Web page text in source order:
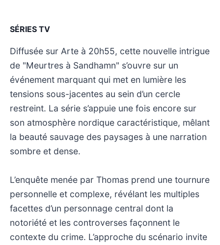
SÉRIES TV
Diffusée sur Arte à 20h55, cette nouvelle intrigue
de "Meurtres à Sandhamn" s’ouvre sur un
événement marquant qui met en lumière les
tensions sous-jacentes au sein d’un cercle
restreint. La série s’appuie une fois encore sur
son atmosphère nordique caractéristique, mêlant
la beauté sauvage des paysages à une narration
sombre et dense.
L’enquête menée par Thomas prend une tournure
personnelle et complexe, révélant les multiples
facettes d’un personnage central dont la
notoriété et les controverses façonnent le
contexte du crime. L’approche du scénario invite